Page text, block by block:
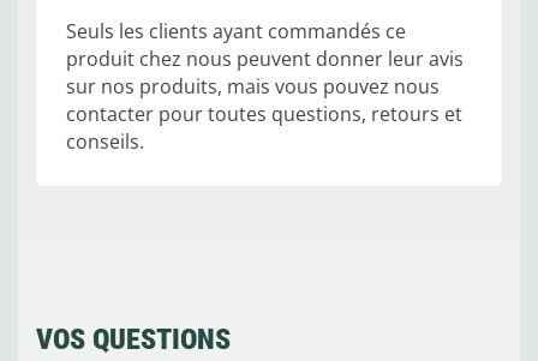
Seuls les clients ayant commandés ce
produit chez nous peuvent donner leur avis
sur nos produits, mais vous pouvez nous
contacter pour toutes questions, retours et
conseils.
VOS QUESTIONS